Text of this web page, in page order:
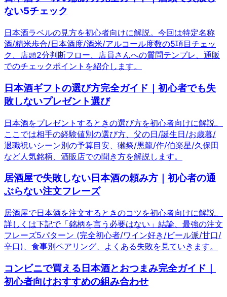
ない5チェック
日本酒ラベルの見方を初心者向けに解説。今回は特定名称
酒/精米歩合/日本酒度/酒米/アルコール度数の5項目チェッ
ク、店頭2分判断フロー、店員さんへの質問テンプレ、通販
でのチェックポイントを紹介します。
日本酒ギフトの選び方完全ガイド｜初心者でも失
敗しないプレゼント選び
日本酒をプレゼントするときの選び方を初心者向けに解説。
ここでは相手の経験値別の選び方、父の日/誕生日/お歳暮/
退職祝いシーン別の予算目安、獺祭/黒龍/作/伯楽星/久保田
など人気銘柄、酒販店での聞き方を解説します。
居酒屋で失敗しない日本酒の頼み方｜初心者の通
ぶらない注文フレーズ
居酒屋で日本酒を注文するときのコツを初心者向けに解説。
詳しくは下記で「銘柄を言う必要はない」結論、最強の注文
フレーズ5パターン (完全初心者/ワイン好き/ビール派/甘口/
辛口)、食事別ペアリング、よくある失敗を見ていきます。
コンビニで買える日本酒とおつまみ完全ガイド｜
初心者向けおすすめの組み合わせ